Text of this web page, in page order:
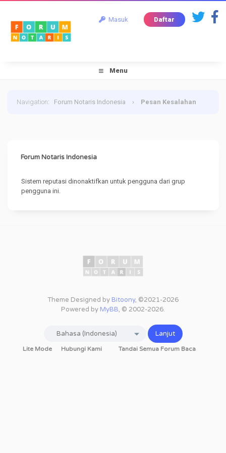
Masuk Daftar
Menu
Navigation: Forum Notaris Indonesia › Pesan Kesalahan
Forum Notaris Indonesia
Sistem reputasi dinonaktifkan untuk pengguna dari grup
pengguna ini.
Theme Designed by Bitoony, ©2021-2026
Powered by MyBB, © 2002-2026.
Lite Mode Hubungi Kami Tandai Semua Forum Baca